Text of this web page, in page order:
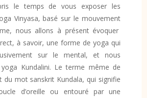
le temps de vous exposer les
Vinyasa, basé sur le mouvement
nous allons à présent évoquer
à savoir, une forme de yoga qui
sur le mental, et nous
Kundalini. Le terme même de
du mot sanskrit Kundala, qui signifie
d’oreille ou entouré par une